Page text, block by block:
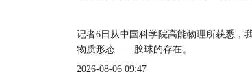
记者6日从中国科学院高能物理所获悉，
物质形态——胶球的存在。
2026-08-06 09:47